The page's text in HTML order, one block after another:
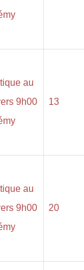
au
9h00
13
au
9h00
20